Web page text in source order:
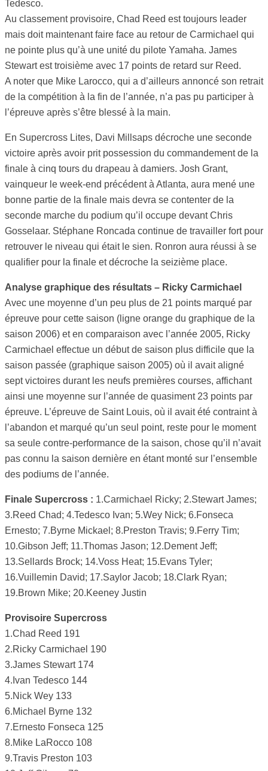
Tedesco.
Au classement provisoire, Chad Reed est toujours leader
mais doit maintenant faire face au retour de Carmichael qui
ne pointe plus qu’à une unité du pilote Yamaha. James
Stewart est troisième avec 17 points de retard sur Reed.
A noter que Mike Larocco, qui a d’ailleurs annoncé son retrait
de la compétition à la fin de l’année, n’a pas pu participer à
l’épreuve après s’être blessé à la main.
En Supercross Lites, Davi Millsaps décroche une seconde
victoire après avoir prit possession du commandement de la
finale à cinq tours du drapeau à damiers. Josh Grant,
vainqueur le week-end précédent à Atlanta, aura mené une
bonne partie de la finale mais devra se contenter de la
seconde marche du podium qu’il occupe devant Chris
Gosselaar. Stéphane Roncada continue de travailler fort pour
retrouver le niveau qui était le sien. Ronron aura réussi à se
qualifier pour la finale et décroche la seizième place.
Analyse graphique des résultats – Ricky Carmichael
Avec une moyenne d’un peu plus de 21 points marqué par
épreuve pour cette saison (ligne orange du graphique de la
saison 2006) et en comparaison avec l’année 2005, Ricky
Carmichael effectue un début de saison plus difficile que la
saison passée (graphique saison 2005) où il avait aligné
sept victoires durant les neufs premières courses, affichant
ainsi une moyenne sur l’année de quasiment 23 points par
épreuve. L’épreuve de Saint Louis, où il avait été contraint à
l’abandon et marqué qu’un seul point, reste pour le moment
sa seule contre-performance de la saison, chose qu’il n’avait
pas connu la saison dernière en étant monté sur l’ensemble
des podiums de l’année.
Finale Supercross : 1.Carmichael Ricky; 2.Stewart James;
3.Reed Chad; 4.Tedesco Ivan; 5.Wey Nick; 6.Fonseca
Ernesto; 7.Byrne Mickael; 8.Preston Travis; 9.Ferry Tim;
10.Gibson Jeff; 11.Thomas Jason; 12.Dement Jeff;
13.Sellards Brock; 14.Voss Heat; 15.Evans Tyler;
16.Vuillemin David; 17.Saylor Jacob; 18.Clark Ryan;
19.Brown Mike; 20.Keeney Justin
Provisoire Supercross
1.Chad Reed 191
2.Ricky Carmichael 190
3.James Stewart 174
4.Ivan Tedesco 144
5.Nick Wey 133
6.Michael Byrne 132
7.Ernesto Fonseca 125
8.Mike LaRocco 108
9.Travis Preston 103